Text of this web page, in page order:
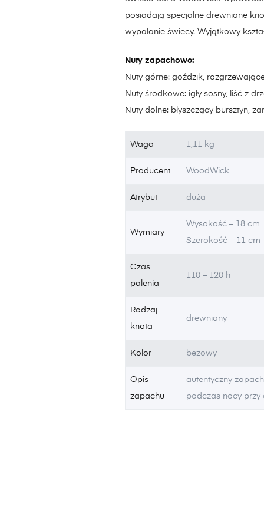
posiadają specjalne drewniane
wypalanie świecy. Wyjątkowy
Nuty zapachowe:
Nuty górne: goździk,
Nuty środkowe: igły sosny, liść z
Nuty dolne: błyszczący bursztyn,
Waga 1,11 kg
Producent WoodWick
Atrybut duża
Wymiary
Wysokość – 18 cm
Szerokość – 11 cm
Czas
palenia
110 – 120 h
Rodzaj
knota
drewniany
Kolor beżowy
Opis
zapachu
autentyczny
podczas nocy przy